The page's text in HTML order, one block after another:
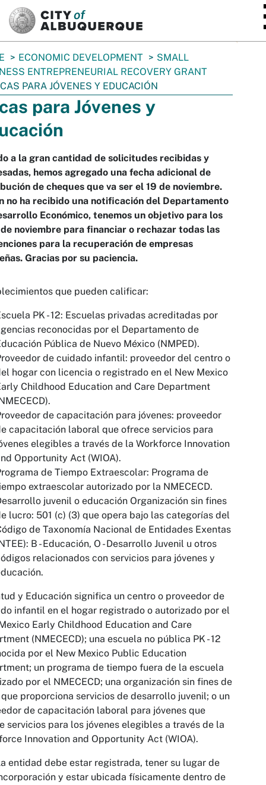
ECONOMIC DEVELOPMENT
SMALL
ENTREPRENEURIAL RECOVERY GRANT
PARA JÓVENES Y EDUCACIÓN
para Jóvenes y
a la gran cantidad de solicitudes recibidas y
hemos agregado una fecha adicional de
de cheques que va ser el 19 de noviembre.
no ha recibido una notificación del Departamento
Económico, tenemos un objetivo para los
noviembre para financiar o rechazar todas las
para la recuperación de empresas
Gracias por su paciencia.
que pueden calificar:
PK - 12: Escuelas privadas acreditadas por
reconocidas por el Departamento de
Pública de Nuevo México (NMPED).
de cuidado infantil: proveedor del centro o
hogar con licencia o registrado en el New Mexico
Childhood Education and Care Department
de capacitación para jóvenes: proveedor
capacitación laboral que ofrece servicios para
elegibles a través de la Workforce Innovation
Opportunity Act (WIOA).
de Tiempo Extraescolar: Programa de
extraescolar autorizado por la NMECECD.
juvenil o educación Organización sin fines
lucro: 501 (c) (3) que opera bajo las categorías del
de Taxonomía Nacional de Entidades Exentas
B - Educación, O - Desarrollo Juvenil u otros
relacionados con servicios para jóvenes y
y Educación significa un centro o proveedor de
infantil en el hogar registrado o autorizado por el
Early Childhood Education and Care
(NMECECD); una escuela no pública PK - 12
por el New Mexico Public Education
un programa de tiempo fuera de la escuela
por el NMECECD; una organización sin fines de
proporciona servicios de desarrollo juvenil; o un
de capacitación laboral para jóvenes que
servicios para los jóvenes elegibles a través de la
Innovation and Opportunity Act (WIOA).
entidad debe estar registrada, tener su lugar de
y estar ubicada físicamente dentro de